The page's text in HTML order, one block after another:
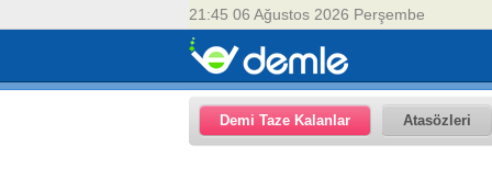
21:45 06 Ağustos 2026 Perşembe
Demi Taze Kalanlar Atasözleri